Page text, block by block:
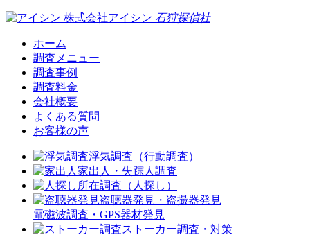
株式会社アイシン 石狩探偵社
ホーム
調査メニュー
調査事例
調査料金
会社概要
よくある質問
お客様の声
浮気調査（行動調査）
家出人・失踪人調査
所在調査（人探し）
盗聴器発見・盗撮器発見
電磁波調査・GPS器材発見
ストーカー調査・対策